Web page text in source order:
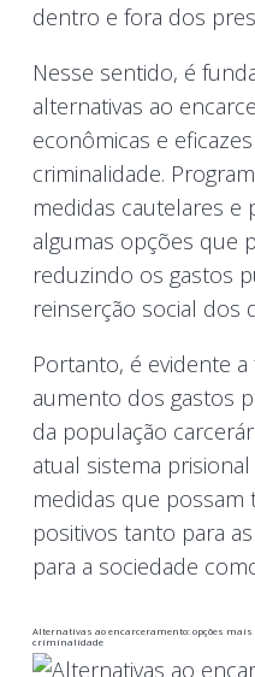
dentro e fora dos
Nesse sentido, é
alternativas ao
econômicas e
criminalidade.
medidas cautelares e
algumas opções que
reduzindo os gastos
reinserção social dos
Portanto, é evidente
aumento dos gastos
da população
atual sistema
medidas que
positivos tanto para
para a sociedade
Alternativas ao encarceramento: opções
criminalidade